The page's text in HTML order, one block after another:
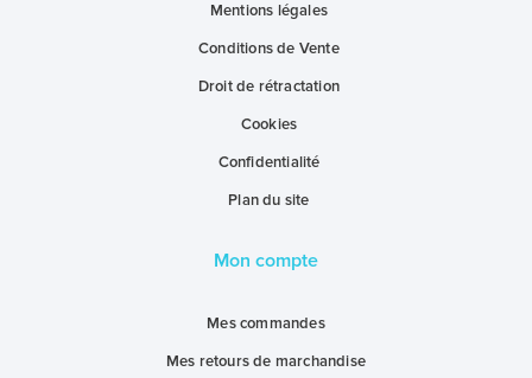
Mentions légales
Conditions de Vente
Droit de rétractation
Cookies
Confidentialité
Plan du site
Mon compte
Mes commandes
Mes retours de marchandise